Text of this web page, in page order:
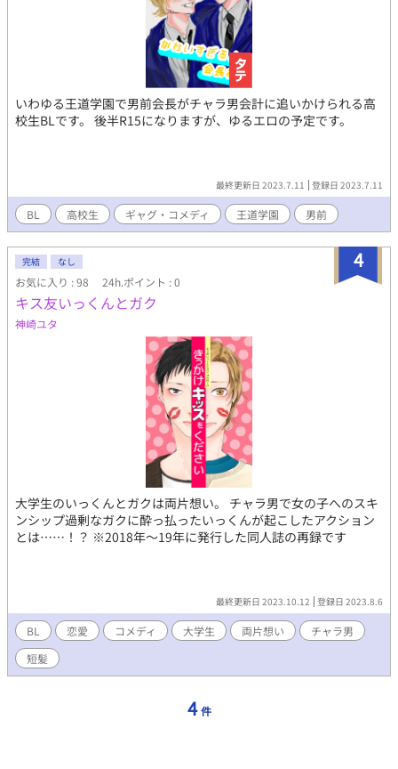
いわゆる王道学園で男前会長がチャラ男会計に追いかけられる高
校生BLです。 後半R15になりますが、ゆるエロの予定です。
最終更新日 2023.7.11 登録日 2023.7.11
BL 高校生 ギャグ・コメディ 王道学園 男前
4
完結 なし
お気に入り : 98 24h.ポイント : 0
キス友いっくんとガク
神崎ユタ
大学生のいっくんとガクは両片想い。 チャラ男で女の子へのスキ
ンシップ過剰なガクに酔っ払ったいっくんが起こしたアクション
とは……！？ ※2018年〜19年に発行した同人誌の再録です
最終更新日 2023.10.12 登録日 2023.8.6
BL 恋愛 コメディ 大学生 両片想い
チャラ男
短髪
4 件